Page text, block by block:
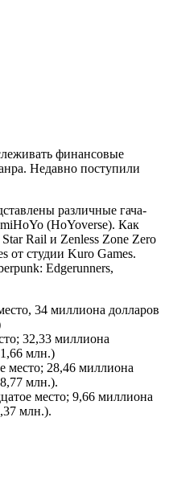
финансовые
Недавно поступили
различные гача-
(HoYoverse). Как
Rail и Zenless Zone Zero
от студии Kuro Games.
Edgerunners,
34 миллиона долларов
32,33 миллиона
млн.)
место; 28,46 миллиона
млн.).
место; 9,66 миллиона
млн.).